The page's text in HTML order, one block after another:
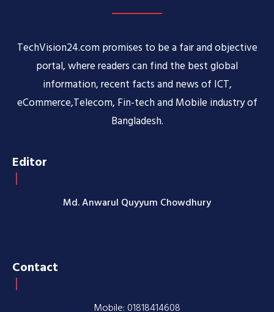
TechVision24.com promises to be a fair and objective
portal, where readers can find the best global
information, recent facts and news of ICT,
eCommerce,Telecom, Fin-tech and Mobile industry of
Bangladesh.
Editor
Md. Anwarul Quyyum Chowdhury
Contact
Mobile: 01818414608